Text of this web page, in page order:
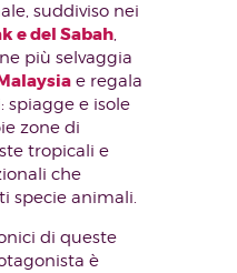
suddiviso nei
e del Sabah,
più selvaggia
e regala
spiagge e isole
zone di
tropicali e
che
specie animali.
di queste
è